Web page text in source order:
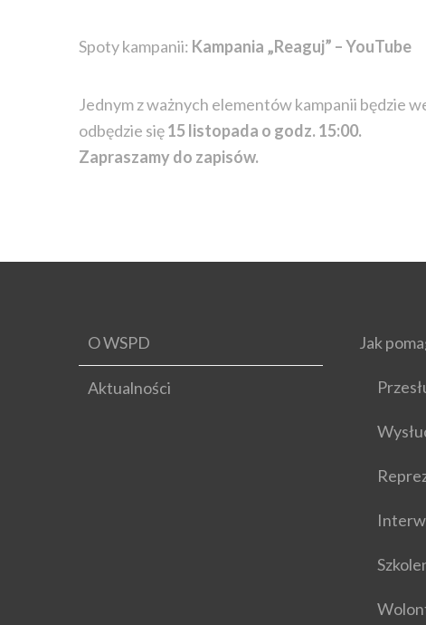
Spoty kampanii: Kampania „Reaguj” – YouTube
Jednym z ważnych elementów kampanii będzie
odbędzie się15 listopada o godz. 15:00.
Zapraszamy do zapisów.
O WSPD
Aktualności
Jak